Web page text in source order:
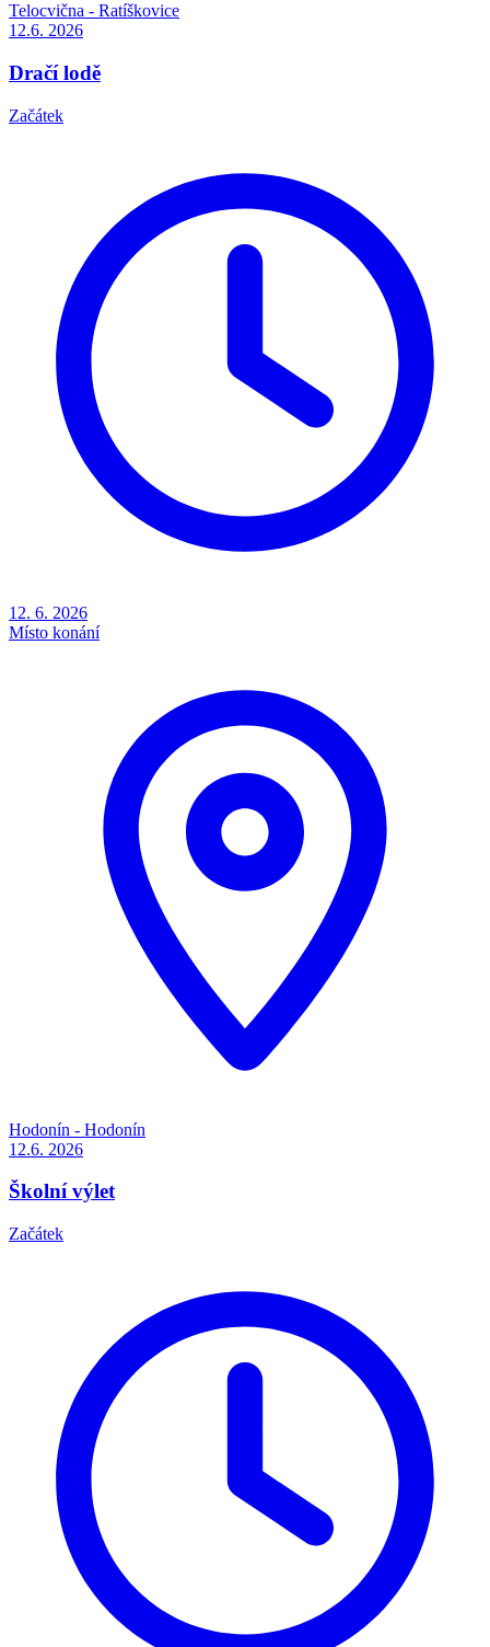
Telocvična - Ratíškovice
12.6. 2026
Dračí lodě
Začátek
12. 6. 2026
Místo konání
Hodonín - Hodonín
12.6. 2026
Školní výlet
Začátek